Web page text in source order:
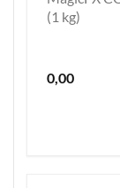
(1 kg)
0,00